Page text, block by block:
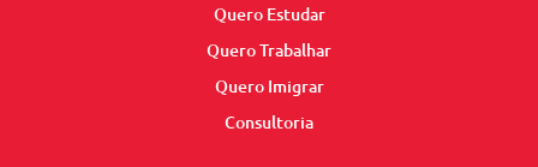
Quero Estudar
Quero Trabalhar
Quero Imigrar
Consultoria